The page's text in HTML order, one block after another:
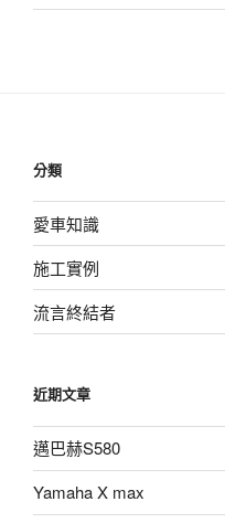
分類
愛車知識
施工實例
流言終結者
近期文章
邁巴赫S580
Yamaha X max